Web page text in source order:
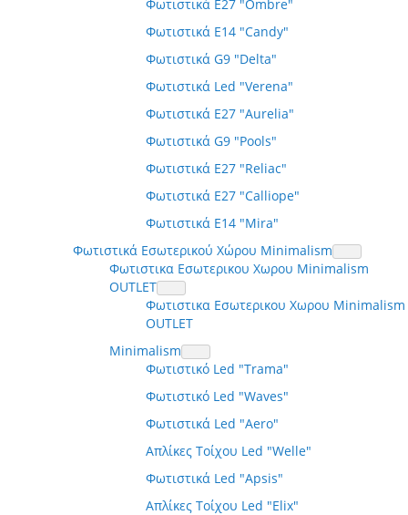
Φωτιστικά E27 "Ombre"
Φωτιστικά E14 "Candy"
Φωτιστικά G9 "Delta"
Φωτιστικά Led "Verena"
Φωτιστικά E27 "Aurelia"
Φωτιστικά G9 "Pools"
Φωτιστικά E27 "Reliac"
Φωτιστικά E27 "Calliope"
Φωτιστικά E14 "Mira"
Φωτιστικά Εσωτερικού Χώρου Minimalism
Φωτιστικα Εσωτερικου Χωρου Minimalism
OUTLET
Φωτιστικα Εσωτερικου Χωρου Minimalism
OUTLET
Minimalism
Φωτιστικό Led "Trama"
Φωτιστικό Led "Waves"
Φωτιστικά Led "Aero"
Απλίκες Τοίχου Led "Welle"
Φωτιστικά Led "Apsis"
Απλίκες Τοίχου Led "Elix"